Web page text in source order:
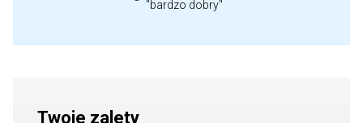
"bardzo dobry"
Twoje zalety